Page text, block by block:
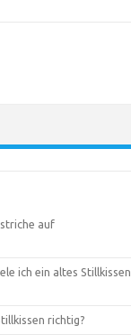
auf
ich ein altes Stillkissen
richtig?